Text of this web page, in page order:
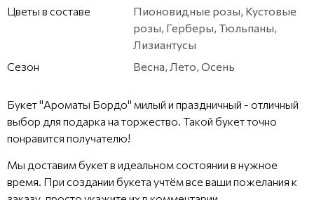
Цветы в составе
Пионовидные розы, Кустовые
розы, Герберы, Тюльпаны,
Лизиантусы
Сезон
Весна, Лето, Осень
Букет "Ароматы Бордо" милый и праздничный - отличный
выбор для подарка на торжество. Такой букет точно
понравится получателю!
Мы доставим букет в идеальном состоянии в нужное
время. При создании букета учтём все ваши пожелания к